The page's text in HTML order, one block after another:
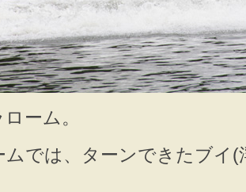
ーム。
ムでは、ターンできたブイ(